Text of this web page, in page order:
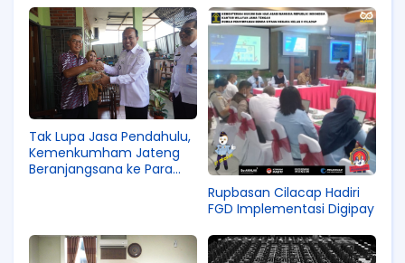
Tak Lupa Jasa Pendahulu,
Kemenkumham Jateng
Beranjangsana ke Para
Rupbasan Cilacap Hadiri
FGD Implementasi Digipay